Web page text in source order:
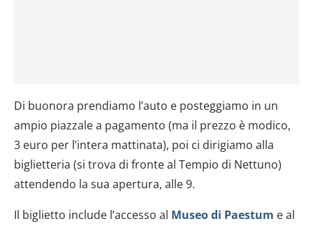
Di buonora prendiamo l’auto e posteggiamo in un
ampio piazzale a pagamento (ma il prezzo è modico,
3 euro per l’intera mattinata), poi ci dirigiamo alla
biglietteria (si trova di fronte al Tempio di Nettuno)
attendendo la sua apertura, alle 9.
Il biglietto include l’accesso al Museo di Paestum e al